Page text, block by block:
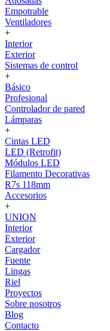
Empotrable
Ventiladores
+
Interior
Exterior
Sistemas de control
+
Básico
Profesional
Controlador de pared
Lámparas
+
Cintas LED
LED (Retrofit)
Módulos LED
Filamento Decorativas
R7s 118mm
Accesorios
+
UNION
Interior
Exterior
Cargador
Fuente
Lingas
Riel
Proyectos
Sobre nosotros
Blog
Contacto